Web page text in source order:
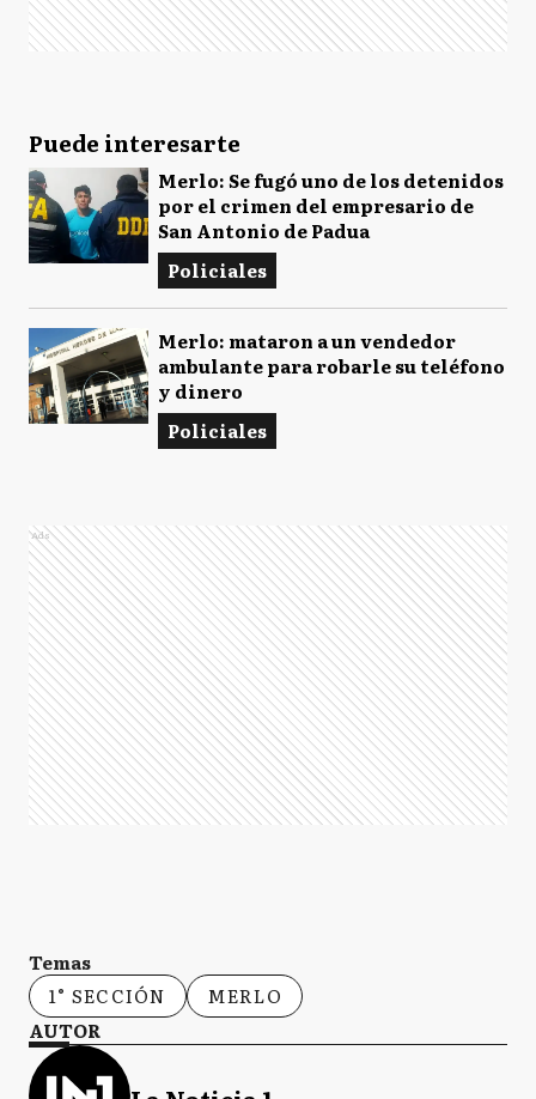
Puede interesarte
Merlo: Se fugó uno de los detenidos
por el crimen del empresario de
San Antonio de Padua
Policiales
Merlo: mataron a un vendedor
ambulante para robarle su teléfono
y dinero
Policiales
Ads
Temas
1° SECCIÓN
MERLO
AUTOR